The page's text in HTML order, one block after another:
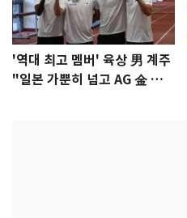
'역대 최고 멤버' 육상 男 계주
"일본 가뿐히 넘고 AG 金 따겠